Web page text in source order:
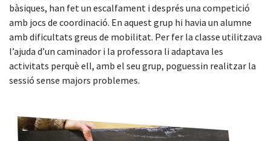
bàsiques, han fet un escalfament i després una competició
amb jocs de coordinació. En aquest grup hi havia un alumne
amb dificultats greus de mobilitat. Per fer la classe utilitzava
l’ajuda d’un caminador i la professora li adaptava les
activitats perquè ell, amb el seu grup, poguessin realitzar la
sessió sense majors problemes.